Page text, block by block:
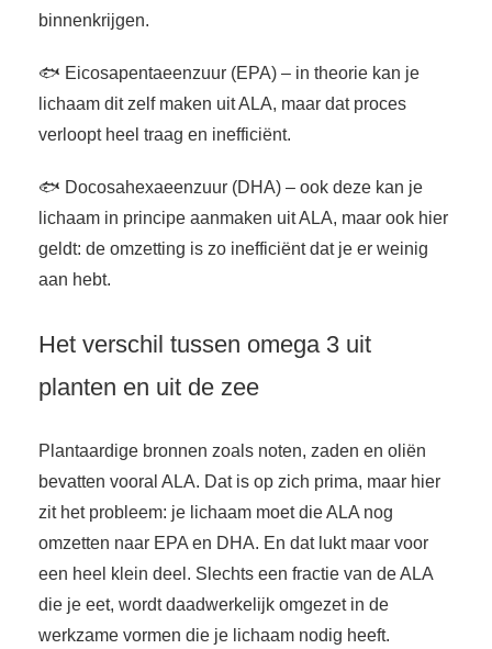
binnenkrijgen.
🐟 Eicosapentaeenzuur (EPA) – in theorie kan je
lichaam dit zelf maken uit ALA, maar dat proces
verloopt heel traag en inefficiënt.
🐟 Docosahexaeenzuur (DHA) – ook deze kan je
lichaam in principe aanmaken uit ALA, maar ook hier
geldt: de omzetting is zo inefficiënt dat je er weinig
aan hebt.
Het verschil tussen omega 3 uit
planten en uit de zee
Plantaardige bronnen zoals noten, zaden en oliën
bevatten vooral ALA. Dat is op zich prima, maar hier
zit het probleem: je lichaam moet die ALA nog
omzetten naar EPA en DHA. En dat lukt maar voor
een heel klein deel. Slechts een fractie van de ALA
die je eet, wordt daadwerkelijk omgezet in de
werkzame vormen die je lichaam nodig heeft.